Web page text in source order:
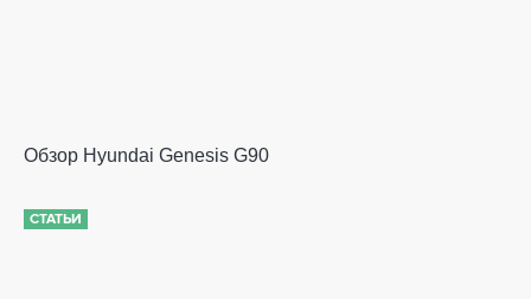
Обзор Hyundai Genesis G90
СТАТЬИ